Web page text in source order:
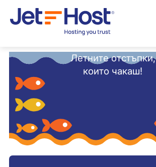
Летните отстъпки,
които чакаш!